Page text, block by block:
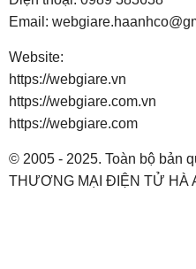
Email:
Website:
https://webgiare.vn
https://webgiare.com.vn
https://webgiare.com
© 2005 - 2025. Toàn bộ bản
THƯƠNG MẠI ĐIỆN TỬ HÀ